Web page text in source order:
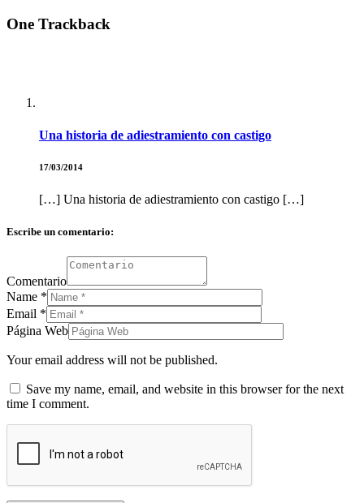
One Trackback
Una historia de adiestramiento con castigo
17/03/2014
[…] Una historia de adiestramiento con castigo […]
Escribe un comentario:
Comentario
Name *
Email *
Página Web
Your email address will not be published.
Save my name, email, and website in this browser for the next
time I comment.